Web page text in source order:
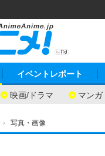
映画/ドラマ マンガ
イベントレポート
› 写真・画像